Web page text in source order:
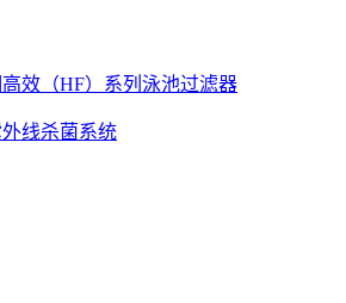
效（HF）系列泳池过滤器
线杀菌系统